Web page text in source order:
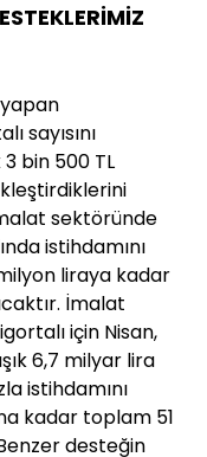
sayısını
bin 500 TL
sektöründe
istihdamını
liraya kadar
İmalat
için Nisan,
6,7 milyar lira
istihdamını
kadar toplam 51
desteğin